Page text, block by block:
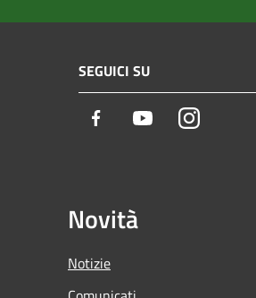
SEGUICI SU
Facebook YoutubeInstagram
Novità
Notizie